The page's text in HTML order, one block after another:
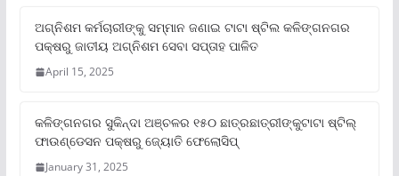
ଅଗ୍ନିଶମ କର୍ମଚାରୀଙ୍କୁ ସମ୍ମାନ ଜଣାଇ ଟାଟା ଷ୍ଟିଲ କଳିଙ୍ଗନଗର
ପକ୍ଷରୁ ଜାତୀୟ ଅଗ୍ନିଶମ ସେବା ସପ୍ତାହ ପାଳିତ
April 15, 2025
କଳିଙ୍ଗନଗର ସୁକିନ୍ଦା ଅଞ୍ଚଳର ୧୫୦ ଛାତ୍ରଛାତ୍ରୀଙ୍କୁଟାଟା ଷ୍ଟିଲ୍
ଫାଉଣ୍ଡେସନ ପକ୍ଷରୁ ଜ୍ୟୋତି ଫେଲୋସିପ୍‌
January 31, 2025